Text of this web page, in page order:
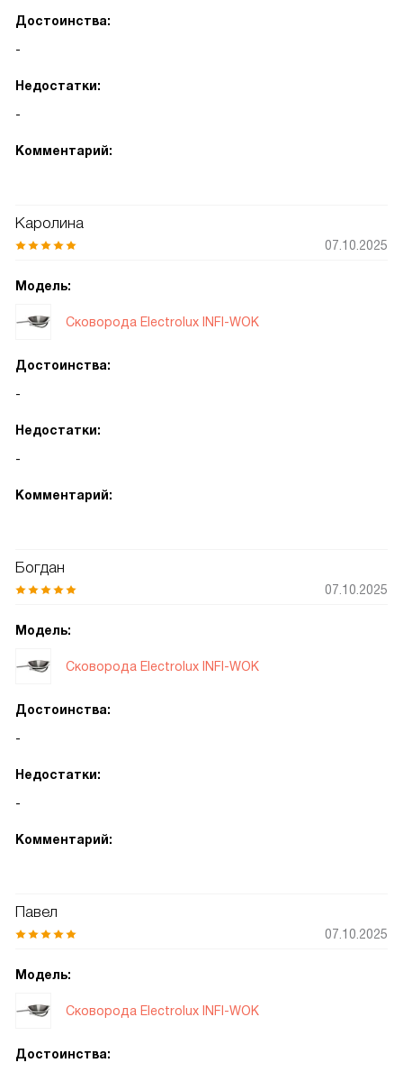
Достоинства:
-
Недостатки:
-
Комментарий:
Каролина
07.10.2025
Модель:
Сковорода Electrolux INFI-WOK
Достоинства:
-
Недостатки:
-
Комментарий:
Богдан
07.10.2025
Модель:
Сковорода Electrolux INFI-WOK
Достоинства:
-
Недостатки:
-
Комментарий:
Павел
07.10.2025
Модель:
Сковорода Electrolux INFI-WOK
Достоинства: